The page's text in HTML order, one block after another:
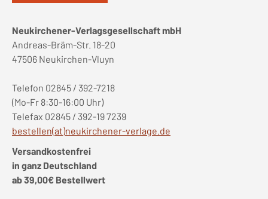
Neukirchener-Verlagsgesellschaft mbH
Andreas-Bräm-Str. 18-20
47506 Neukirchen-Vluyn
Telefon 02845 / 392-7218
(Mo-Fr 8:30-16:00 Uhr)
Telefax 02845 / 392-19 7239
bestellen(at)neukirchener-verlage.de
Versandkostenfrei
in ganz Deutschland
ab 39,00€ Bestellwert